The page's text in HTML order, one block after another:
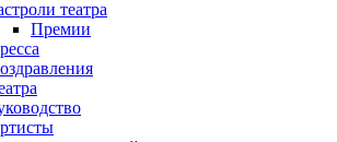
театра
Премии